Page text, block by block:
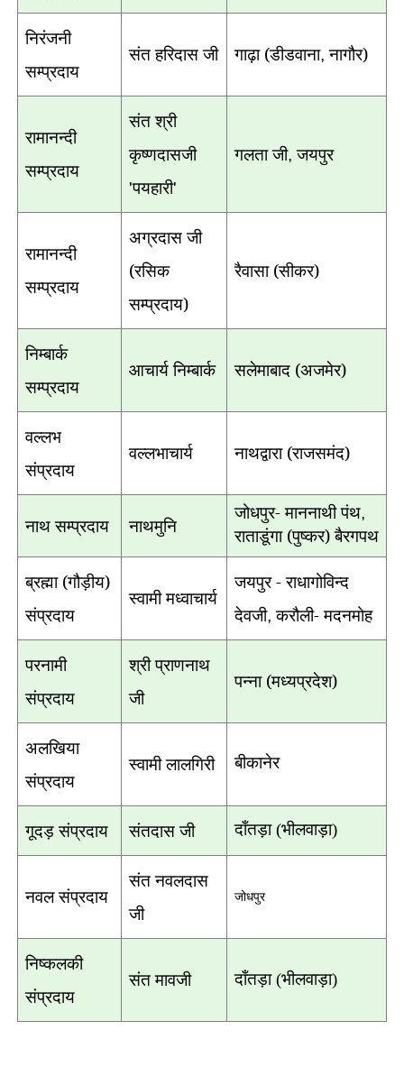
निरंजनी
सम्प्रदाय
संत हरिदास जी गाढ़ा (डीडवाना,नागौर)
रामानन्दी
सम्प्रदाय
संत श्री
कृष्णदासजी
'पयहारी'
गलता जी,जयपुर
रामानन्दी
सम्प्रदाय
अग्रदास जी
(रसिक
सम्प्रदाय)
रैवासा (सीकर)
निम्बार्क
सम्प्रदाय
आचार्य निम्बार्क सलेमाबाद (अजमेर)
वल्लभ
संप्रदाय
वल्लभाचार्य नाथद्वारा (राजसमंद)
नाथ सम्प्रदाय नाथमुनि
जोधपुर- माननाथी पंथ,
राताडूंगा (पुष्कर) बैरगपथ
ब्रह्मा (गौड़ीय)
संप्रदाय
स्वामी मध्वाचार्य
जयपुर - राधागोविन्द
देवजी,करौली- मदनमोह
परनामी
संप्रदाय
श्री प्राणनाथ
जी
पन्ना (मध्यप्रदेश)
अलखिया
संप्रदाय
स्वामी लालगिरी बीकानेर
गूदड़ संप्रदाय संतदास जी दाँतड़ा (भीलवाड़ा)
नवल संप्रदाय
संत नवलदास
जी
जोधपुर
निष्कलकी
संप्रदाय
संत मावजी दाँतड़ा (भीलवाड़ा)